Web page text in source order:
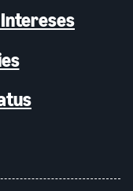
Intereses